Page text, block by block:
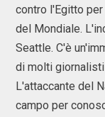
contro l'Egitto
del Mondiale.
Seattle. C'è
di molti
L'attaccante del
campo per